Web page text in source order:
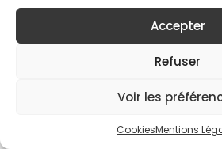
Accepter
Refuser
Voir les
CookiesMentions